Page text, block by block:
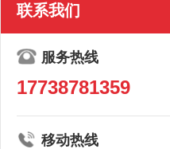
联系我们
服务热线
17738781359
移动热线